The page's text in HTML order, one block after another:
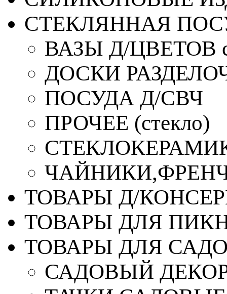
СТЕКЛЯННАЯ
ВАЗЫ Д/ЦВЕТОВ
ДОСКИ
ПОСУДА Д/СВЧ
ПРОЧЕЕ (стекло)
ТОВАРЫ Д/
ТОВАРЫ ДЛЯ
ТОВАРЫ ДЛЯ
САДОВЫЙ